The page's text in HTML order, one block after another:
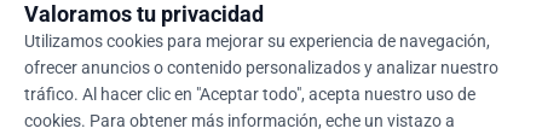
Esarrow_drop_down
★★★★★4,9 / 5 según más de 500 reseñas
Valoramos tu privacidad
Utilizamos cookies para mejorar su experiencia de navegación,
ofrecer anuncios o contenido personalizados y analizar nuestro
tráfico. Al hacer clic en "Aceptar todo", acepta nuestro uso de
cookies. Para obtener más información, eche un vistazo a